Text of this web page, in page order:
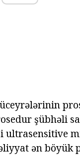
şübhəli
ultrasensitive
ən böyük